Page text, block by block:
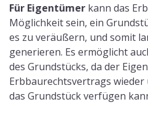
Für Eigentümer kann das
Möglichkeit sein, ein
es zu veräußern, und somit
generieren. Es ermöglicht
des Grundstücks, da der
Erbbaurechtsvertrags
das Grundstück verfügen